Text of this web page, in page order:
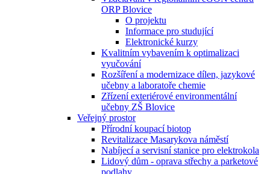
ORP Blovice
O projektu
Informace pro studující
Elektronické kurzy
Kvalitním vybavením k optimalizaci
vyučování
Rozšíření a modernizace dílen, jazykové
učebny a laboratoře chemie
Zřízení exteriérové environmentální
učebny ZŠ Blovice
Veřejný prostor
Přírodní koupací biotop
Revitalizace Masarykova náměstí
Nabíjecí a servisní stanice pro elektrokola
Lidový dům - oprava střechy a parketové
podlahy